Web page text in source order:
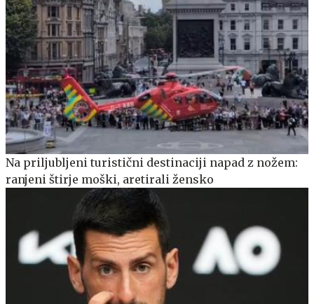
Na priljubljeni turistični destinaciji napad z nožem:
ranjeni štirje moški, aretirali žensko